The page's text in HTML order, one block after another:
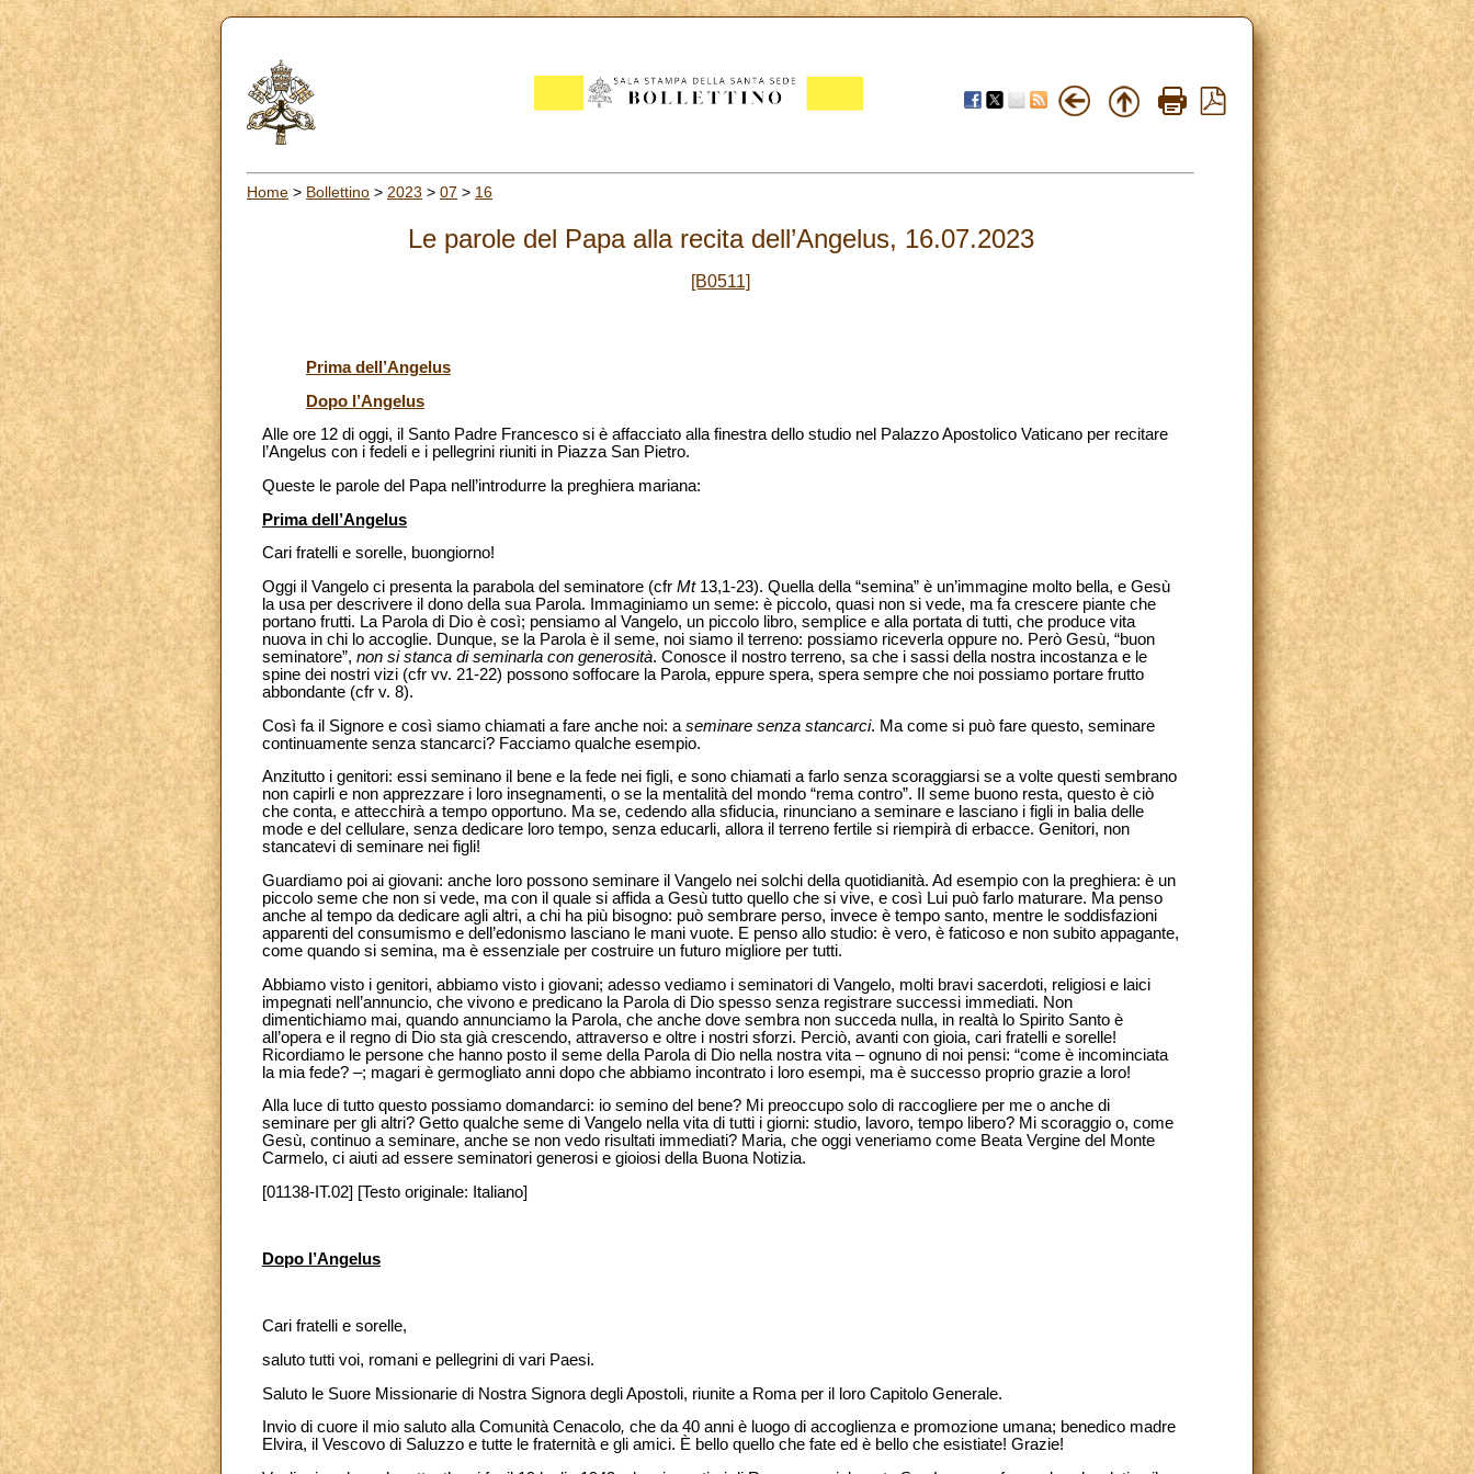
Home > Bollettino > 2023 > 07 > 16
Le parole del Papa alla recita dell’Angelus, 16.07.2023
[B0511]
Prima dell’Angelus
Dopo l’Angelus
Alle ore 12 di oggi, il Santo Padre Francesco si è affacciato alla finestra dello studio nel Palazzo Apostolico Vaticano per recitare
l’Angelus con i fedeli e i pellegrini riuniti in Piazza San Pietro.
Queste le parole del Papa nell’introdurre la preghiera mariana:
Prima dell’Angelus
Cari fratelli e sorelle, buongiorno!
Oggi il Vangelo ci presenta la parabola del seminatore (cfr Mt13,1-23). Quella della “semina” è un’immagine molto bella, e Gesù
la usa per descrivere il dono della sua Parola. Immaginiamo un seme: è piccolo, quasi non si vede, ma fa crescere piante che
portano frutti. La Parola di Dio è così; pensiamo al Vangelo, un piccolo libro, semplice e alla portata di tutti, che produce vita
nuova in chi lo accoglie. Dunque, se la Parola è il seme, noi siamo il terreno: possiamo riceverla oppure no. Però Gesù, “buon
seminatore”, non si stanca di seminarla con generosità. Conosce il nostro terreno, sa che i sassi della nostra incostanza e le
spine dei nostri vizi (cfr vv. 21-22) possono soffocare la Parola, eppure spera, spera sempre che noi possiamo portare frutto
abbondante (cfr v. 8).
Così fa il Signore e così siamo chiamati a fare anche noi: a seminare senza stancarci. Ma come si può fare questo, seminare
continuamente senza stancarci? Facciamo qualche esempio.
Anzitutto i genitori: essi seminano il bene e la fede nei figli, e sono chiamati a farlo senza scoraggiarsi se a volte questi sembrano
non capirli e non apprezzare i loro insegnamenti, o se la mentalità del mondo “rema contro”. Il seme buono resta, questo è ciò
che conta, e attecchirà a tempo opportuno. Ma se, cedendo alla sfiducia, rinunciano a seminare e lasciano i figli in balia delle
mode e del cellulare, senza dedicare loro tempo, senza educarli, allora il terreno fertile si riempirà di erbacce. Genitori, non
stancatevi di seminare nei figli!
Guardiamo poi ai giovani: anche loro possono seminare il Vangelo nei solchi della quotidianità. Ad esempio con la preghiera: è un
piccolo seme che non si vede, ma con il quale si affida a Gesù tutto quello che si vive, e così Lui può farlo maturare. Ma penso
anche al tempo da dedicare agli altri, a chi ha più bisogno: può sembrare perso, invece è tempo santo, mentre le soddisfazioni
apparenti del consumismo e dell’edonismo lasciano le mani vuote. E penso allo studio: è vero, è faticoso e non subito appagante,
come quando si semina, ma è essenziale per costruire un futuro migliore per tutti.
Abbiamo visto i genitori, abbiamo visto i giovani; adesso vediamo i seminatori di Vangelo, molti bravi sacerdoti, religiosi e laici
impegnati nell’annuncio, che vivono e predicano la Parola di Dio spesso senza registrare successi immediati. Non
dimentichiamo mai, quando annunciamo la Parola, che anche dove sembra non succeda nulla, in realtà lo Spirito Santo è
all’opera e il regno di Dio sta già crescendo, attraverso e oltre i nostri sforzi. Perciò, avanti con gioia, cari fratelli e sorelle!
Ricordiamo le persone che hanno posto il seme della Parola di Dio nella nostra vita – ognuno di noi pensi: “come è incominciata
la mia fede? –; magari è germogliato anni dopo che abbiamo incontrato i loro esempi, ma è successo proprio grazie a loro!
Alla luce di tutto questo possiamo domandarci: io semino del bene? Mi preoccupo solo di raccogliere per me o anche di
seminare per gli altri? Getto qualche seme di Vangelo nella vita di tutti i giorni: studio, lavoro, tempo libero? Mi scoraggio o, come
Gesù, continuo a seminare, anche se non vedo risultati immediati? Maria, che oggi veneriamo come Beata Vergine del Monte
Carmelo, ci aiuti ad essere seminatori generosi e gioiosi della Buona Notizia.
[01138-IT.02] [Testo originale: Italiano]
Dopo l’Angelus
Cari fratelli e sorelle,
saluto tutti voi, romani e pellegrini di vari Paesi.
Saluto le Suore Missionarie di Nostra Signora degli Apostoli, riunite a Roma per il loro Capitolo Generale.
Invio di cuore il mio saluto alla Comunità Cenacolo, che da 40 anni è luogo di accoglienza e promozione umana; benedico madre
Elvira, il Vescovo di Saluzzo e tutte le fraternità e gli amici. È bello quello che fate ed è bello che esistiate! Grazie!